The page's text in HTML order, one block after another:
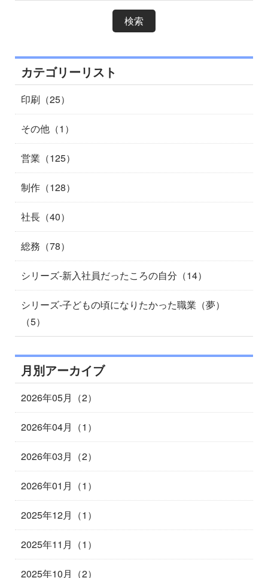
カテゴリーリスト
印刷（25）
その他（1）
営業（125）
制作（128）
社長（40）
総務（78）
シリーズ-新入社員だったころの自分（14）
シリーズ-子どもの頃になりたかった職業（夢）
（5）
月別アーカイブ
2026年05月（2）
2026年04月（1）
2026年03月（2）
2026年01月（1）
2025年12月（1）
2025年11月（1）
2025年10月（2）